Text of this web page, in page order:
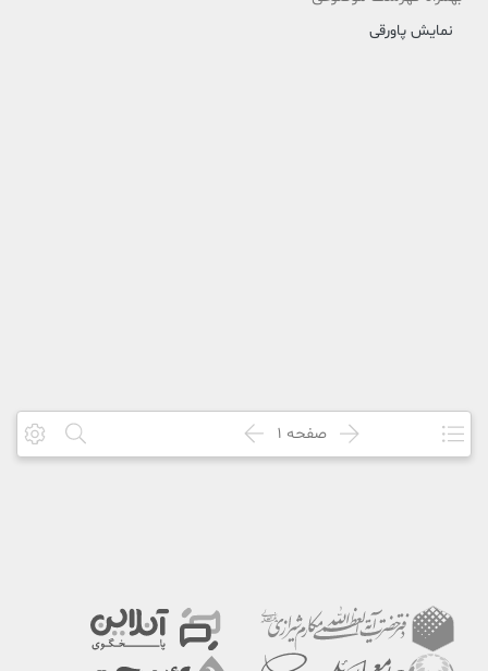
نمایش پاورقی
صفحه 1